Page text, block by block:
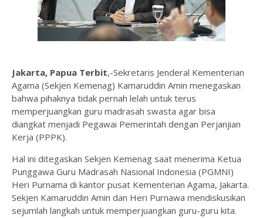
Jakarta, Papua Terbit,-Sekretaris Jenderal Kementerian
Agama (Sekjen Kemenag) Kamaruddin Amin menegaskan
bahwa pihaknya tidak pernah lelah untuk terus
memperjuangkan guru madrasah swasta agar bisa
diangkat menjadi Pegawai Pemerintah dengan Perjanjian
Kerja (PPPK).
Hal ini ditegaskan Sekjen Kemenag saat menerima Ketua
Punggawa Guru Madrasah Nasional Indonesia (PGMNI)
Heri Purnama di kantor pusat Kementerian Agama, Jakarta.
Sekjen Kamaruddin Amin dan Heri Purnawa mendiskusikan
sejumlah langkah untuk memperjuangkan guru-guru kita.